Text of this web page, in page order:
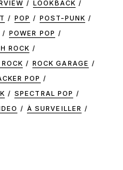
LOOKBACK
POP
POST-PUNK
POWER POP
ROCK
ROCK GARAGE
POP
SPECTRAL POP
À SURVEILLER